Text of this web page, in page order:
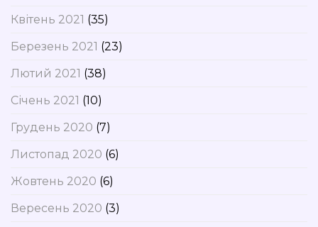
Квітень 2021 (35)
Березень 2021 (23)
Лютий 2021 (38)
Січень 2021 (10)
Грудень 2020 (7)
Листопад 2020 (6)
Жовтень 2020 (6)
Вересень 2020 (3)